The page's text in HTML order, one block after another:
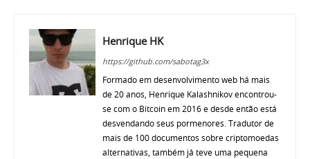
Henrique HK
https://github.com/sabotag3x
Formado em desenvolvimento web há mais
de 20 anos, Henrique Kalashnikov encontrou-
se com o Bitcoin em 2016 e desde então está
desvendando seus pormenores. Tradutor de
mais de 100 documentos sobre criptomoedas
alternativas, também já teve uma pequena